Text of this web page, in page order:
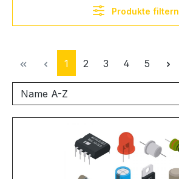
Produkte filtern
Seite
1 Seite
2 Seite
3 Seite
4 Seite
5